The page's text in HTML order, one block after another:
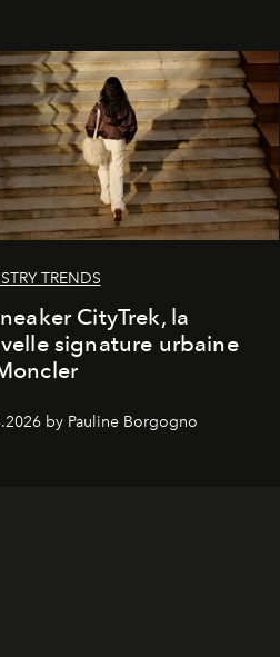
TRENDS
CityTrek, la
signature urbaine
by Pauline Borgogno